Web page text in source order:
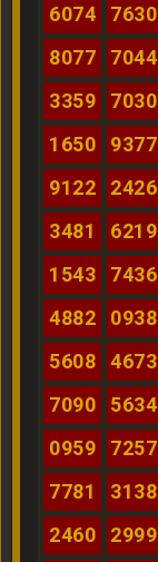
6074
7630
8077
7044
3359
7030
1650
9377
9122
2426
3481
6219
1543
7436
4882
0938
5608
4673
7090
5634
0959
7257
7781
3138
2460
2999